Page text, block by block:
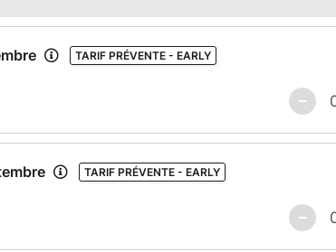
TARIF PRÉVENTE - EARLY
TARIF PRÉVENTE - EARLY